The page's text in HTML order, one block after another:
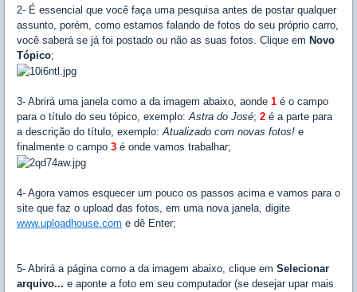
2- É essencial que você faça uma pesquisa antes de postar qualquer
assunto, porém, como estamos falando de fotos do seu próprio carro,
você saberá se já foi postado ou não as suas fotos. Clique em Novo
Tópico;
3- Abrirá uma janela como a da imagem abaixo, aonde 1 é o campo
para o título do seu tópico, exemplo:Astra do José; 2 é a parte para
a descrição do título, exemplo:Atualizado com novas fotos! e
finalmente o campo 3 é onde vamos trabalhar;
4- Agora vamos esquecer um pouco os passos acima e vamos para o
site que faz o upload das fotos, em uma nova janela, digite
www.uploadhouse.com e dê Enter;
5- Abrirá a página como a da imagem abaixo, clique em Selecionar
arquivo... e aponte a foto em seu computador (se desejar upar mais